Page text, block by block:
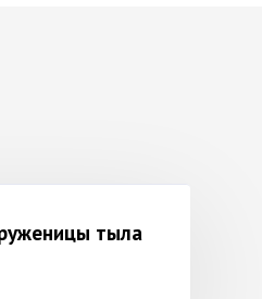
тыла